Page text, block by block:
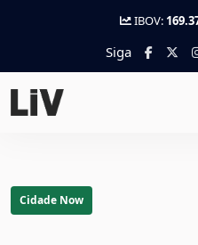
IBOV:
Siga
Cidade Now